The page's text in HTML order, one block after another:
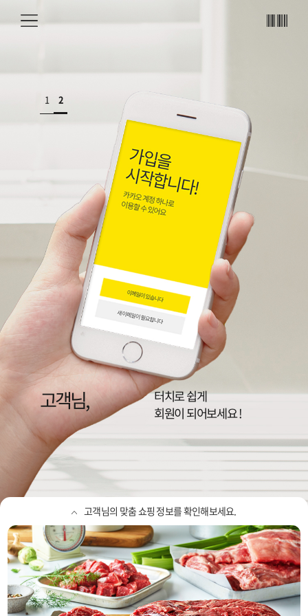
메뉴
NC, 뉴코아, 2001, 팩토리, 동아
정보를 확인하세요
고객님,
터치로 쉽게
회원이 되어보세요 !
이랜드리테일,
1 2
고객님의 맞춤 쇼핑 정보를 확인해보세요.